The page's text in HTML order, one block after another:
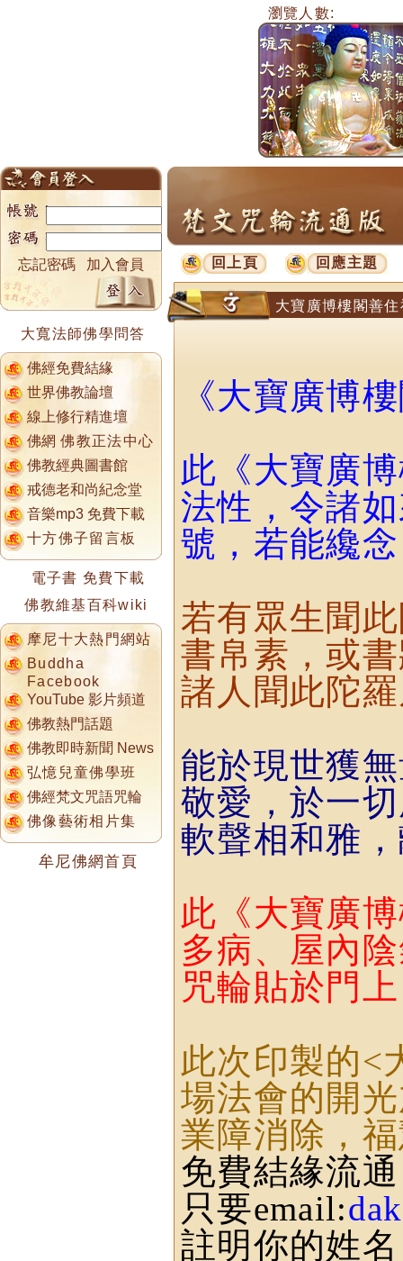
瀏覽人數:
忘記密碼 加入會員
大寬法師佛學問答
佛經免費結緣
世界佛教論壇
線上修行精進壇
佛網 佛教正法中心
佛教經典圖書館
戒德老和尚紀念堂
音樂mp3 免費下載
十方佛子留言板
電子書 免費下載
佛教維基百科wiki
摩尼十大熱門網站
Buddha
Facebook
YouTube 影片頻道
佛教熱門話題
佛教即時新聞 News
弘憶兒童佛學班
佛經梵文咒語咒輪
佛像藝術相片集
牟尼佛網首頁
回上頁 回應主題
大寶廣博樓閣善
《大寶廣博
此《大寶廣
法性，令諸
號，若能纔
若有眾生聞
書帛素，或
諸人聞此陀
能於現世獲
敬愛，於一
軟聲相和雅
此《大寶廣
多病、屋內
咒輪貼於門
此次印製的<
場法會的開
業障消除，
免費結緣流
只要email:
註明你的姓